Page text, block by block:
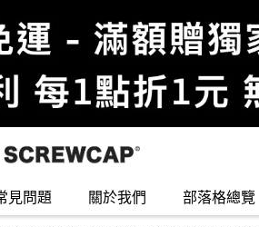
見問題 關於我們 部落格總覽